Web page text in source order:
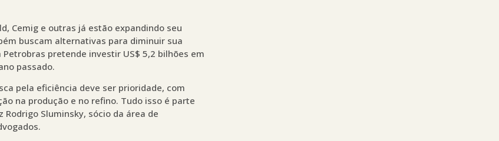
Cemig e outras já estão expandindo seu
buscam alternativas para diminuir sua
pretende investir US$ 5,2 bilhões em
passado.
pela eficiência deve ser prioridade, com
na produção e no refino. Tudo isso é parte
Sluminsky, sócio da área de